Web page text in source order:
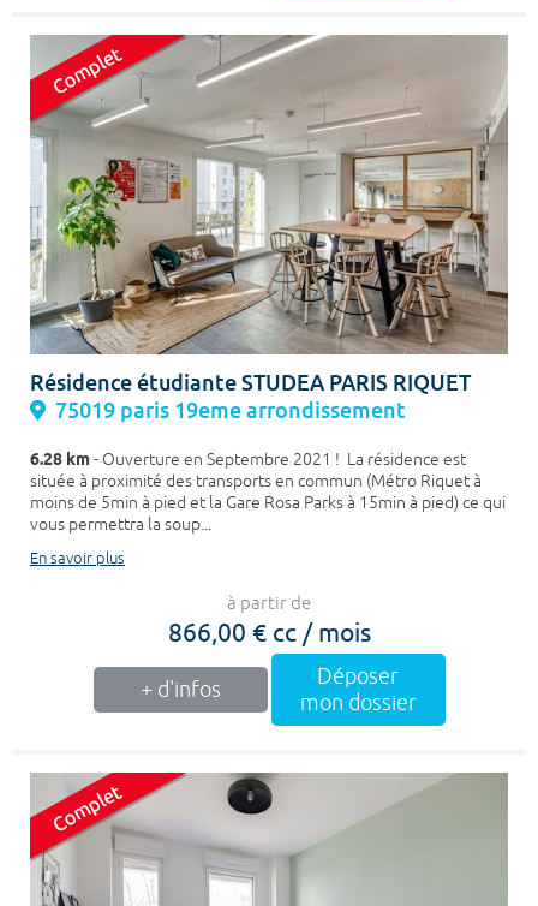
Résidence étudiante STUDEA PARIS RIQUET
75019 paris 19eme arrondissement
6.28 km- Ouverture en Septembre 2021 ! La résidence est
située à proximité des transports en commun (Métro Riquet à
moins de 5min à pied et la Gare Rosa Parks à 15min à pied) ce qui
vous permettra la soup...
En savoir plus
à partir de
866,00 € cc / mois
+ d'infos
Déposer
mon dossier